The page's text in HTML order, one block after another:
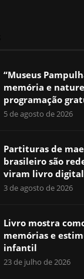
“Museus
memória e
programação
5 de agosto de 2026
Partituras de
brasileiro são
viram livro
3 de agosto de 2026
Livro mostra
memórias e
infantil
23 de julho de 2026